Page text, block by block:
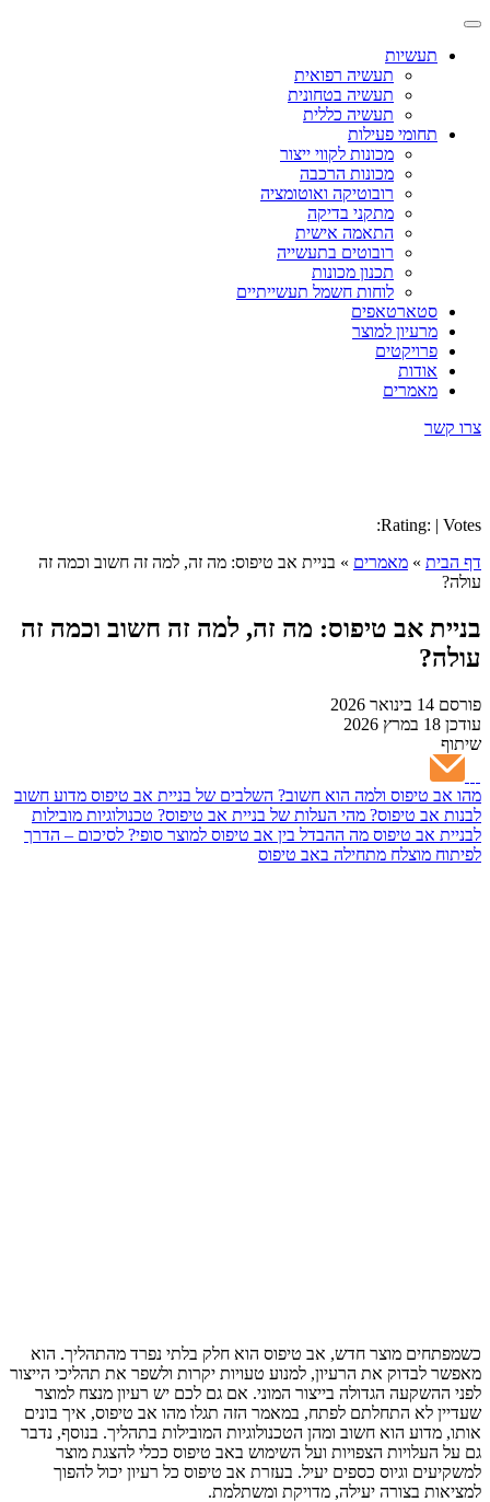
תעשיות
תעשיה רפואית
תעשיה בטחונית
תעשיה כללית
תחומי פעילות
מכונות לקווי ייצור
מכונות הרכבה
רובוטיקה ואוטומציה
מתקני בדיקה
התאמה אישית
רובוטים בתעשייה
תכנון מכונות
לוחות חשמל תעשייתיים
סטארטאפים
מרעיון למוצר
פרויקטים
אודות
מאמרים
צרו קשר
Rating: | Votes:
דף הבית » מאמרים » בניית אב טיפוס: מה זה, למה זה חשוב וכמה זה
עולה?
בניית אב טיפוס: מה זה, למה זה חשוב וכמה זה
עולה?
פורסם
עודכן
שיתוף
מהו אב טיפוס ולמה הוא חשוב? השלבים של בניית אב טיפוס מדוע חשוב
לבנות אב טיפוס? מהי העלות של בניית אב טיפוס? טכנולוגיות מובילות
לבניית אב טיפוס מה ההבדל בין אב טיפוס למוצר סופי? לסיכום – הדרך
לפיתוח מוצלח מתחילה באב טיפוס
כשמפתחים מוצר חדש, אב טיפוס הוא חלק בלתי נפרד מהתהליך. הוא
מאפשר לבדוק את הרעיון, למנוע טעויות יקרות ולשפר את תהליכי הייצור
לפני ההשקעה הגדולה בייצור המוני. אם גם לכם יש רעיון מנצח למוצר
שעדיין לא התחלתם לפתח, במאמר הזה תגלו מהו אב טיפוס, איך בונים
אותו, מדוע הוא חשוב ומהן הטכנולוגיות המובילות בתהליך. בנוסף, נדבר
גם על העלויות הצפויות ועל השימוש באב טיפוס ככלי להצגת מוצר
למשקיעים וגיוס כספים יעיל. בעזרת אב טיפוס כל רעיון יכול להפוך
למציאות בצורה יעילה, מדויקת ומשתלמת.